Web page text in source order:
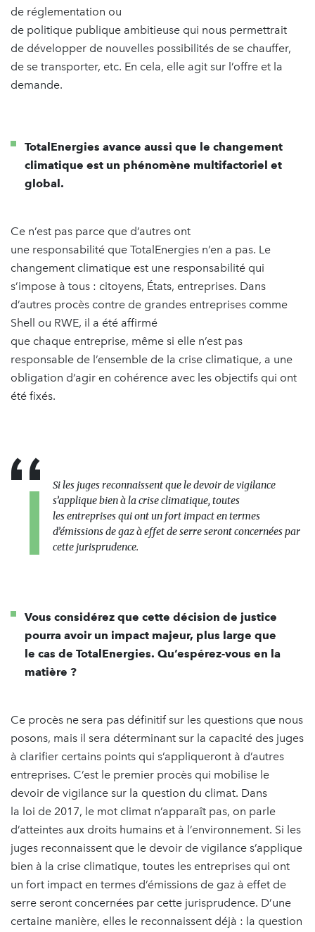
de réglementation ou
de politique publique ambitieuse qui nous permettrait
de développer de nouvelles possibilités de se chauffer,
de se transporter, etc. En cela, elle agit sur l’offre et la
demande.
TotalEnergies avance aussi que le changement
climatique est un phénomène multifactoriel et
global.
Ce n’est pas parce que d’autres ont
une responsabilité que TotalEnergies n’en a pas. Le
changement climatique est une responsabilité qui
s’impose à tous : citoyens, États, entreprises. Dans
d’autres procès contre de grandes entreprises comme
Shell ou RWE, il a été affirmé
que chaque entreprise, même si elle n’est pas
responsable de l’ensemble de la crise climatique, a une
obligation d’agir en cohérence avec les objectifs qui ont
été fixés.
Si les juges reconnaissent que le devoir de vigilance
s’applique bien à la crise climatique, toutes
les entreprises qui ont un fort impact en termes
d’émissions de gaz à effet de serre seront concernées par
cette jurisprudence.
Vous considérez que cette décision de justice
pourra avoir un impact majeur, plus large que
le cas de TotalEnergies. Qu’espérez-vous en la
matière ?
Ce procès ne sera pas définitif sur les questions que nous
posons, mais il sera déterminant sur la capacité des juges
à clarifier certains points qui s’appliqueront à d’autres
entreprises. C’est le premier procès qui mobilise le
devoir de vigilance sur la question du climat. Dans
la loi de 2017, le mot climat n’apparaît pas, on parle
d’atteintes aux droits humains et à l’environnement. Si les
juges reconnaissent que le devoir de vigilance s’applique
bien à la crise climatique, toutes les entreprises qui ont
un fort impact en termes d’émissions de gaz à effet de
serre seront concernées par cette jurisprudence. D’une
certaine manière, elles le reconnaissent déjà : la question